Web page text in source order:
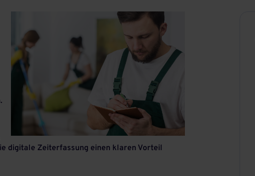
digitale Zeiterfassung einen klaren Vorteil